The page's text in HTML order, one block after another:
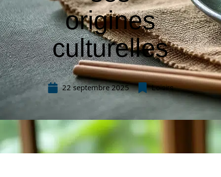
origines
culturelles
22 septembre 2025 Loisirs